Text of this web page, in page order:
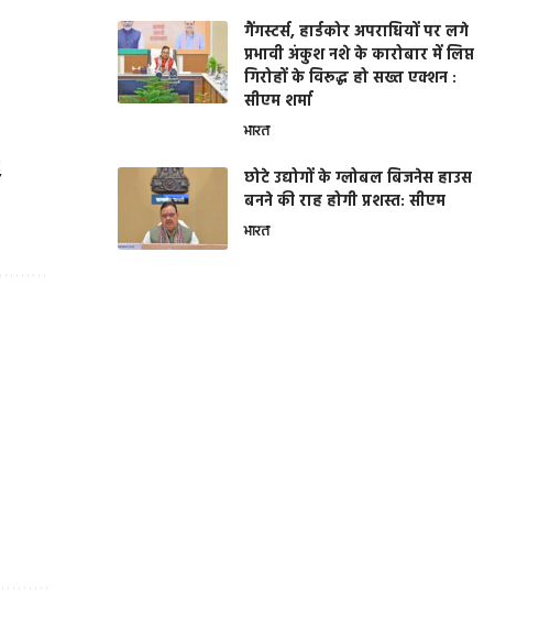
गैंगस्टर्स, हार्डकोर अपराधियों पर लगे
प्रभावी अंकुश नशे के कारोबार में लिप्त
गिरोहों के विरूद्ध हो सख्त एक्शन :
सीएम शर्मा
भारत
छोटे उद्योगों के ग्लोबल बिजनेस हाउस
बनने की राह होगी प्रशस्त: सीएम
भारत